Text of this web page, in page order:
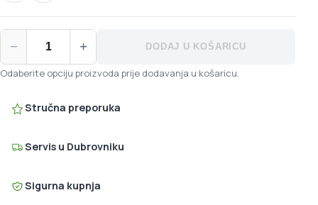
−
SRAM XS-1275 Eagle Transmission kazeta količina
+ DODAJ U KOŠARICU
Odaberite opciju proizvoda prije dodavanja u košaricu.
Stručna preporuka
Servis u Dubrovniku
Sigurna kupnja